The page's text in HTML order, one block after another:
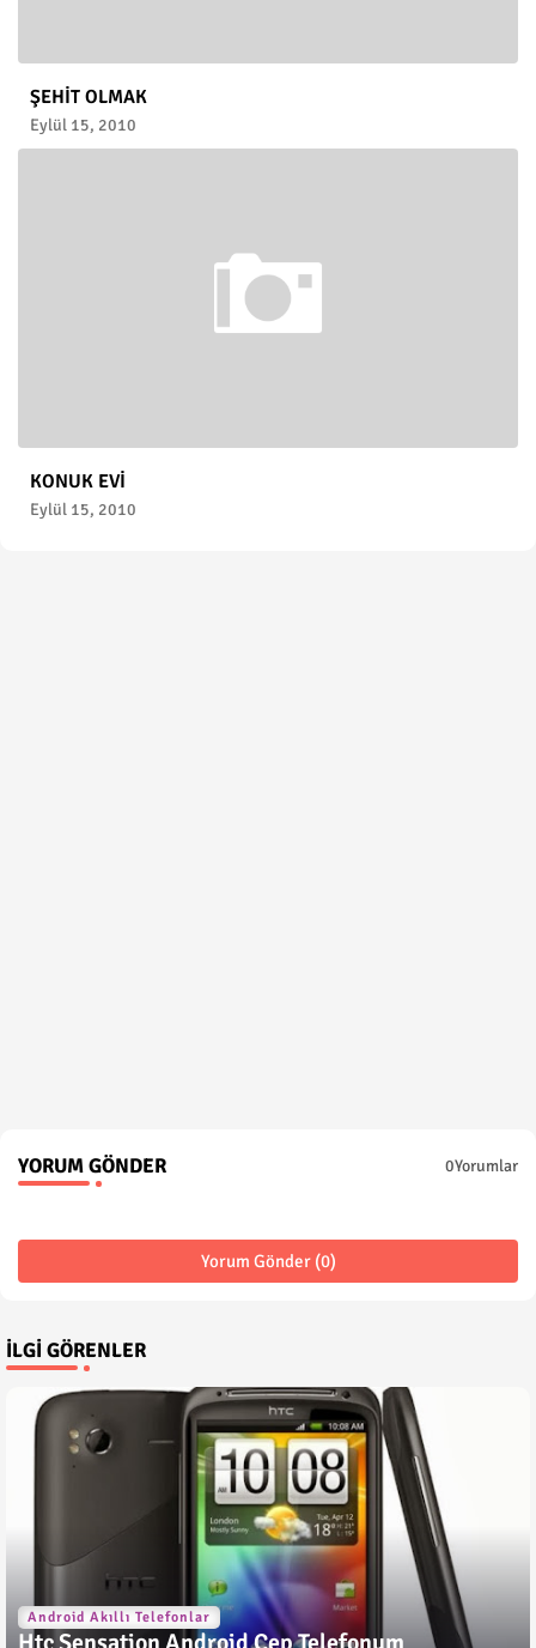
ŞEHİT OLMAK
Eylül 15, 2010
KONUK EVİ
Eylül 15, 2010
YORUM GÖNDER 0Yorumlar
Yorum Gönder (0)
İLGI GÖRENLER
Android Akıllı Telefonlar